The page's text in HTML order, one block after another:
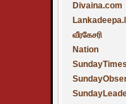
Divaina.com
வீரகேசரி
Nation